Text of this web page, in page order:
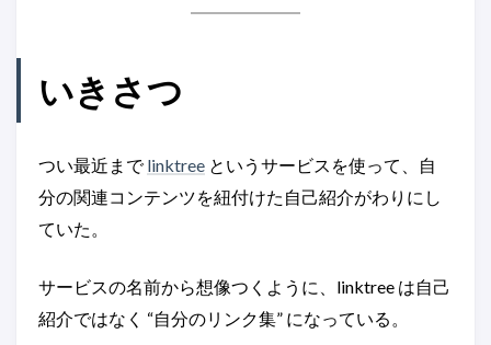
いきさつ
つい最近までlinktree というサービスを使って、自
分の関連コンテンツを紐付けた自己紹介がわりにし
ていた。
サービスの名前から想像つくように、linktree は自己
紹介ではなく “自分のリンク集” になっている。